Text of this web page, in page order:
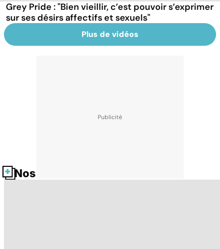
Grey Pride : "Bien vieillir, c’est pouvoir s’exprimer
sur ses désirs affectifs et sexuels"
Plus de vidéos
Nos fiches santé